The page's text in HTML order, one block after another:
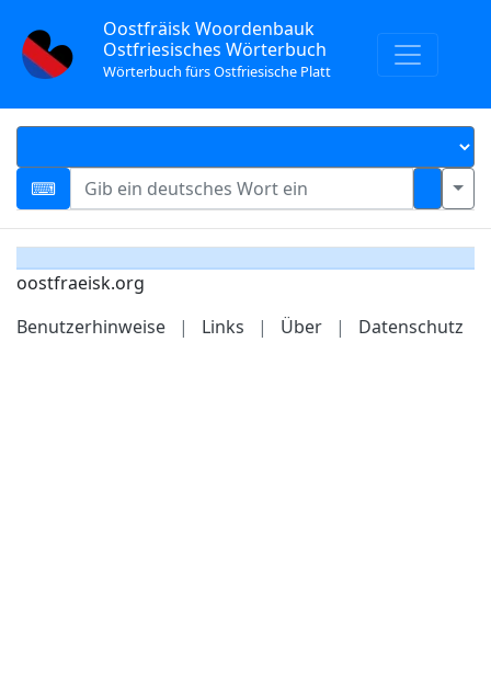
Oostfräisk Woordenbauk
Ostfriesisches Wörterbuch
Wörterbuch fürs Ostfriesische Platt
oostfraeisk.org
Benutzerhinweise
| Links | Über | Datenschutz